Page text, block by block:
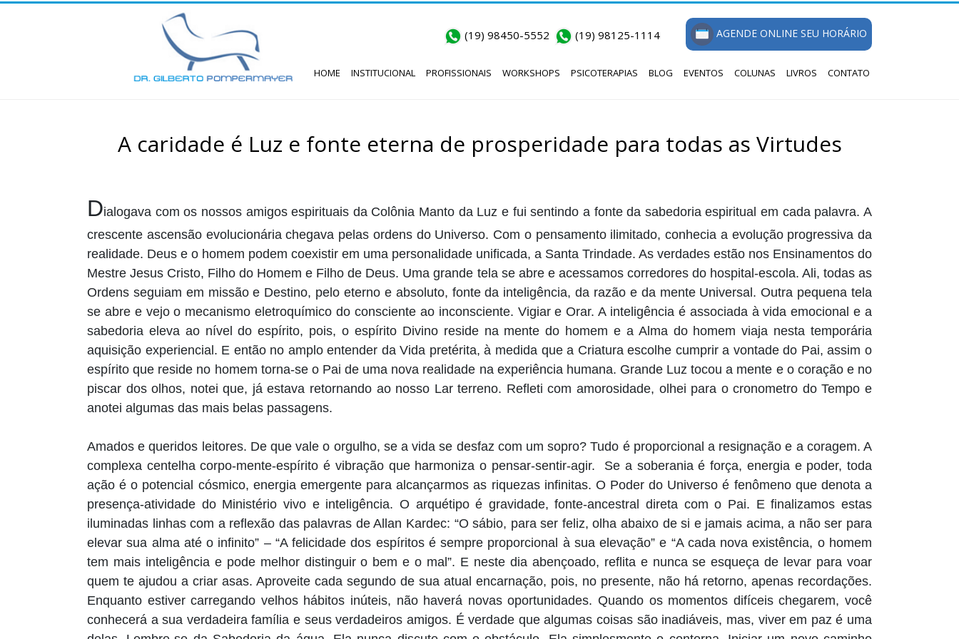
(19) 98450-5552 (19) 98125-1114 AGENDE ONLINE SEU HORÁRIO
HOME INSTITUCIONAL PROFISSIONAIS WORKSHOPS PSICOTERAPIAS BLOG EVENTOS COLUNAS LIVROS CONTATO
A caridade é Luz e fonte eterna de prosperidade para todas as Virtudes
Dialogava com os nossos amigos espirituais da Colônia Manto da Luz e fui sentindo a fonte da sabedoria espiritual em cada palavra. A
crescente ascensão evolucionária chegava pelas ordens do Universo. Com o pensamento ilimitado, conhecia a evolução progressiva da
realidade. Deus e o homem podem coexistir em uma personalidade unificada, a Santa Trindade. As verdades estão nos Ensinamentos do
Mestre Jesus Cristo, Filho do Homem e Filho de Deus. Uma grande tela se abre e acessamos corredores do hospital-escola. Ali, todas as
Ordens seguiam em missão e Destino, pelo eterno e absoluto, fonte da inteligência, da razão e da mente Universal. Outra pequena tela
se abre e vejo o mecanismo eletroquímico do consciente ao inconsciente. Vigiar e Orar. A inteligência é associada à vida emocional e a
sabedoria eleva ao nível do espírito, pois, o espírito Divino reside na mente do homem e a Alma do homem viaja nesta temporária
aquisição experiencial. E então no amplo entender da Vida pretérita, à medida que a Criatura escolhe cumprir a vontade do Pai, assim o
espírito que reside no homem torna-se o Pai de uma nova realidade na experiência humana. Grande Luz tocou a mente e o coração e no
piscar dos olhos, notei que, já estava retornando ao nosso Lar terreno. Refleti com amorosidade, olhei para o cronometro do Tempo e
anotei algumas das mais belas passagens.
Amados e queridos leitores. De que vale o orgulho, se a vida se desfaz com um sopro? Tudo é proporcional a resignação e a coragem. A
complexa centelha corpo-mente-espírito é vibração que harmoniza o pensar-sentir-agir. Se a soberania é força, energia e poder, toda
ação é o potencial cósmico, energia emergente para alcançarmos as riquezas infinitas. O Poder do Universo é fenômeno que denota a
presença-atividade do Ministério vivo e inteligência. O arquétipo é gravidade, fonte-ancestral direta com o Pai. E finalizamos estas
iluminadas linhas com a reflexão das palavras de Allan Kardec: “O sábio, para ser feliz, olha abaixo de si e jamais acima, a não ser para
elevar sua alma até o infinito” – “A felicidade dos espíritos é sempre proporcional à sua elevação” e “A cada nova existência, o homem
tem mais inteligência e pode melhor distinguir o bem e o mal”. E neste dia abençoado, reflita e nunca se esqueça de levar para voar
quem te ajudou a criar asas. Aproveite cada segundo de sua atual encarnação, pois, no presente, não há retorno, apenas recordações.
Enquanto estiver carregando velhos hábitos inúteis, não haverá novas oportunidades. Quando os momentos difíceis chegarem, você
conhecerá a sua verdadeira família e seus verdadeiros amigos. É verdade que algumas coisas são inadiáveis, mas, viver em paz é uma